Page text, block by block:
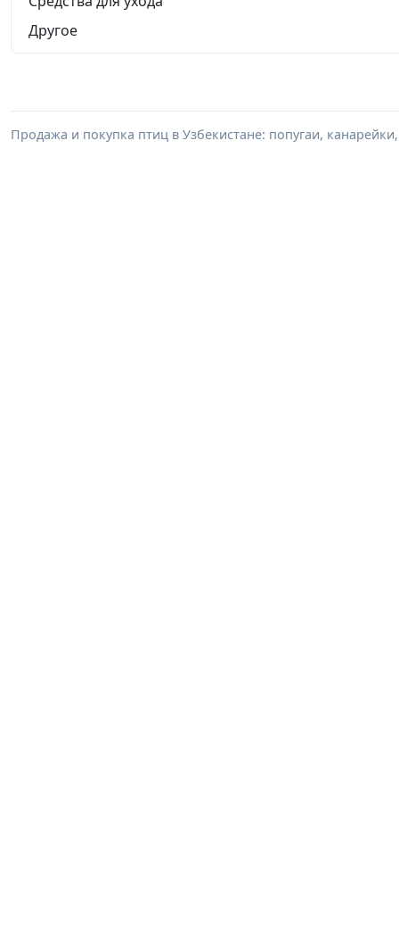
Другое
Продажа и покупка птиц в Узбекистане: попугаи,